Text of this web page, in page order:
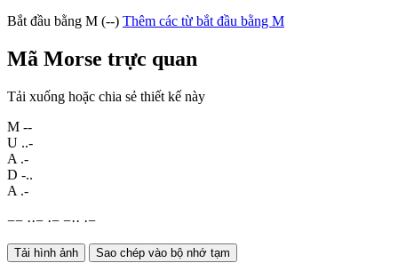
Bắt đầu bằng M (--) Thêm các từ bắt đầu bằng M
Mã Morse trực quan
Tải xuống hoặc chia sẻ thiết kế này
M --
U ..-
A .-
D -..
A .-
−− ··− ·− −·· ·−
Tải hình ảnh Sao chép vào bộ nhớ tạm